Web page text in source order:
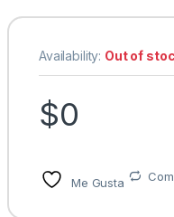
Availability: Out of
$0
Me Gusta